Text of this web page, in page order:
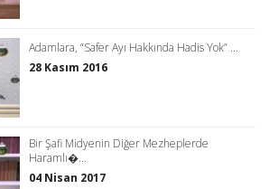
Adamlara, “Safer Ayı Hakkında Hadis Yok” ...
28 Kasım 2016
Bir Şafi Midyenin Diğer Mezheplerde
Haramlı�...
04 Nisan 2017